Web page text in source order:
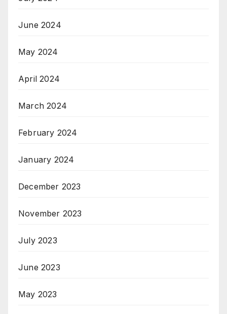
June 2024
May 2024
April 2024
March 2024
February 2024
January 2024
December 2023
November 2023
July 2023
June 2023
May 2023